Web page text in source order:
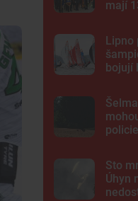
mají
Lipno
bojují
Sto
Úhyn